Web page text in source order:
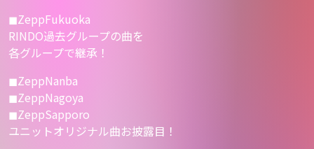
◼︎ZeppFukuoka
RINDO過去グループの曲を
各グループで継承！
◼︎ZeppNanba
◼︎ZeppNagoya
◼︎ZeppSapporo
ユニットオリジナル曲お披露目！